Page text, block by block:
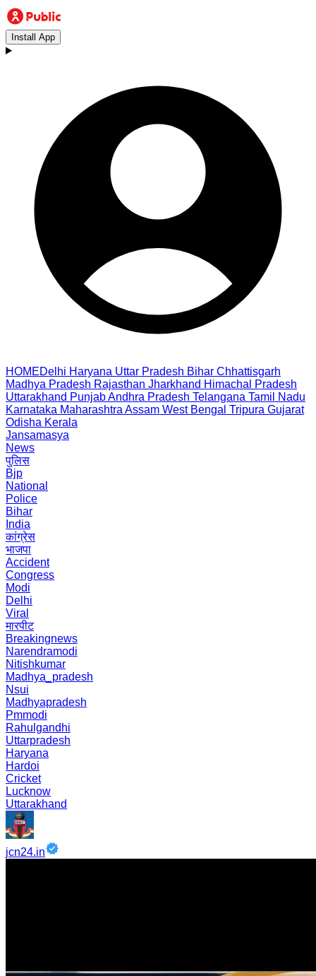
Install App
HOMEDelhi Haryana Uttar Pradesh Bihar Chhattisgarh
Madhya Pradesh Rajasthan Jharkhand Himachal Pradesh
Uttarakhand PunjabAndhra Pradesh Telangana Tamil Nadu
Karnataka Maharashtra Assam West Bengal Tripura Gujarat
Odisha Kerala
Jansamasya
News
पुलिस
Bjp
National
Police
Bihar
India
कांग्रेस
भाजपा
Accident
Congress
Modi
Delhi
Viral
मारपीट
Breakingnews
Narendramodi
Nitishkumar
Madhya_pradesh
Nsui
Madhyapradesh
Pmmodi
Rahulgandhi
Uttarpradesh
Haryana
Hardoi
Cricket
Lucknow
Uttarakhand
jcn24.in